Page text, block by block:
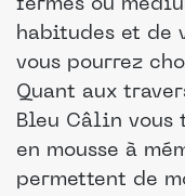
fermes ou
habitudes et de
vous pourrez
Quant aux
Bleu Câlin vous
en mousse à
permettent de